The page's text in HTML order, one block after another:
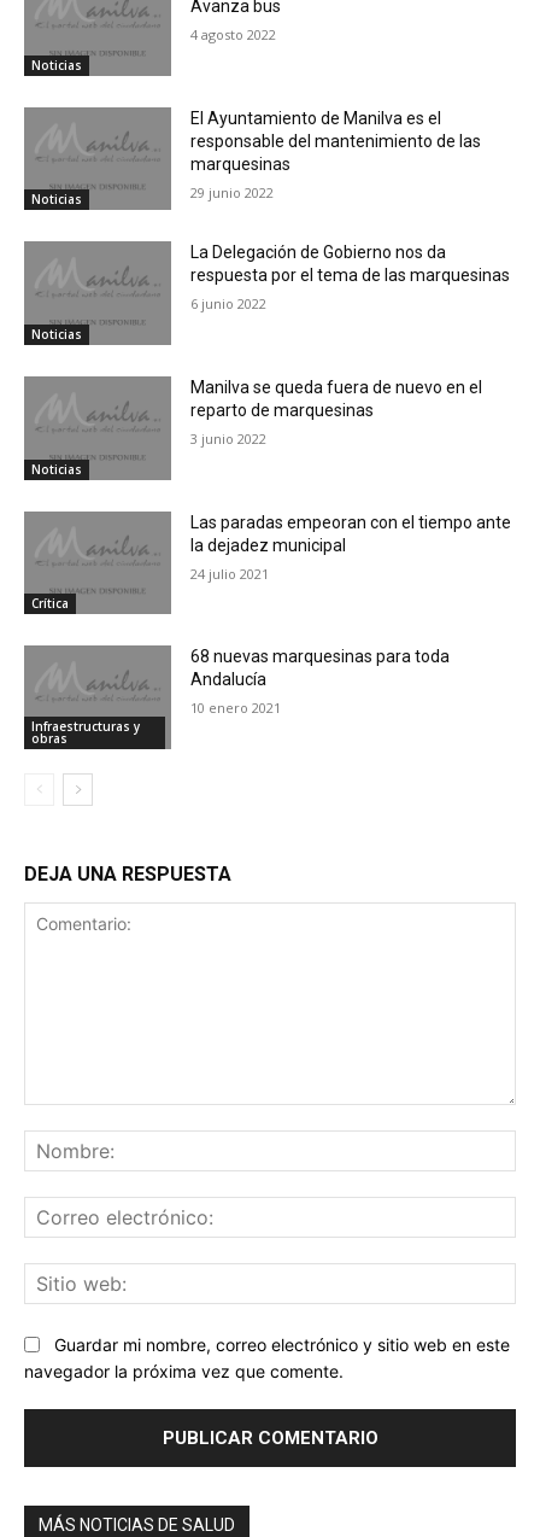
Noticias
Avanza bus
4 agosto 2022
Noticias
El Ayuntamiento de Manilva es el
responsable del mantenimiento de las
marquesinas
29 junio 2022
Noticias
La Delegación de Gobierno nos da
respuesta por el tema de las marquesinas
6 junio 2022
Noticias
Manilva se queda fuera de nuevo en el
reparto de marquesinas
3 junio 2022
Crítica
Las paradas empeoran con el tiempo ante
la dejadez municipal
24 julio 2021
Infraestructuras y
obras
68 nuevas marquesinas para toda
Andalucía
10 enero 2021
DEJA UNA RESPUESTA
Guardar mi nombre, correo electrónico y sitio web en este
navegador la próxima vez que comente.
MÁS NOTICIAS DE SALUD